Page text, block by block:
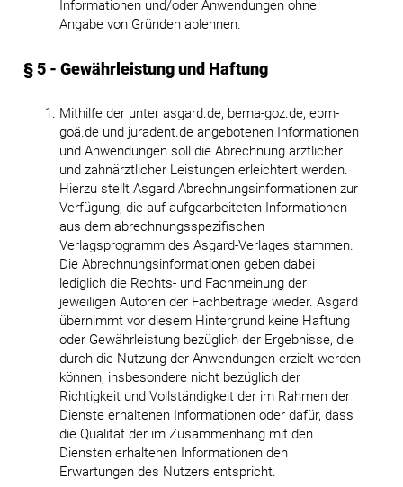
Informationen und/oder Anwendungen ohne
Angabe von Gründen ablehnen.
§ 5 - Gewährleistung und Haftung
Mithilfe der unter asgard.de, bema-goz.de, ebm-
goä.de und juradent.de angebotenen Informationen
und Anwendungen soll die Abrechnung ärztlicher
und zahnärztlicher Leistungen erleichtert werden.
Hierzu stellt Asgard Abrechnungsinformationen zur
Verfügung, die auf aufgearbeiteten Informationen
aus dem abrechnungsspezifischen
Verlagsprogramm des Asgard-Verlages stammen.
Die Abrechnungsinformationen geben dabei
lediglich die Rechts- und Fachmeinung der
jeweiligen Autoren der Fachbeiträge wieder. Asgard
übernimmt vor diesem Hintergrund keine Haftung
oder Gewährleistung bezüglich der Ergebnisse, die
durch die Nutzung der Anwendungen erzielt werden
können, insbesondere nicht bezüglich der
Richtigkeit und Vollständigkeit der im Rahmen der
Dienste erhaltenen Informationen oder dafür, dass
die Qualität der im Zusammenhang mit den
Diensten erhaltenen Informationen den
Erwartungen des Nutzers entspricht.